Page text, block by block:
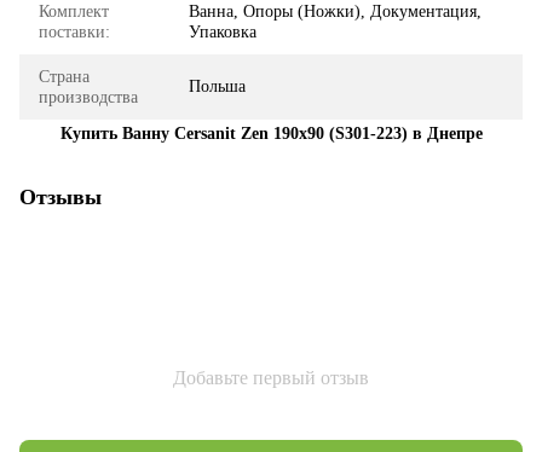
Комплект
поставки:
Ванна, Опоры (Ножки), Документация,
Упаковка
Страна
производства
Польша
Купить Ванну Cersanit Zen 190x90 (S301-223) в Днепре
Отзывы
Добавьте первый отзыв